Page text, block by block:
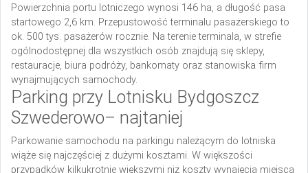
Powierzchnia portu lotniczego wynosi 146 ha, a długość pasa
startowego 2,6 km. Przepustowość terminalu pasażerskiego to
ok. 500 tys. pasażerów rocznie. Na terenie terminala, w strefie
ogólnodostępnej dla wszystkich osób znajdują się sklepy,
restauracje, biura podróży, bankomaty oraz stanowiska firm
wynajmujących samochody.
Parking przy Lotnisku Bydgoszcz
Szwederowo– najtaniej
Parkowanie samochodu na parkingu należącym do lotniska
wiąże się najczęściej z dużymi kosztami. W większości
przypadków kilkukrotnie większymi niż koszty wynajęcia miejsca